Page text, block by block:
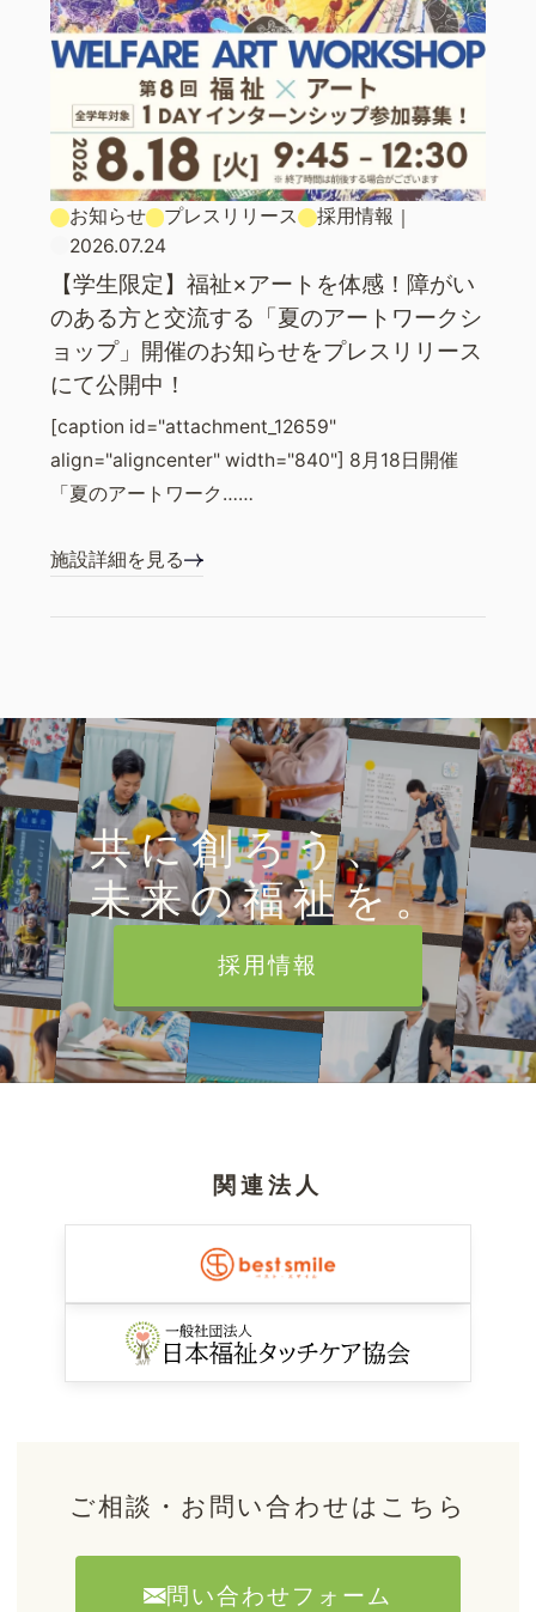
お知らせ プレスリリース 採用情報 ｜
2026.07.24
【学生限定】福祉×アートを体感！障がい
のある方と交流する「夏のアートワークシ
ョップ」開催のお知らせをプレスリリース
にて公開中！
[caption id="attachment_12659"
align="aligncenter" width="840"] 8月18日開催
「夏のアートワーク……
施設詳細を見る
共に創ろう、
未来の福祉を。
採用情報
関連法人
ご相談・お問い合わせはこちら
問い合わせフォーム